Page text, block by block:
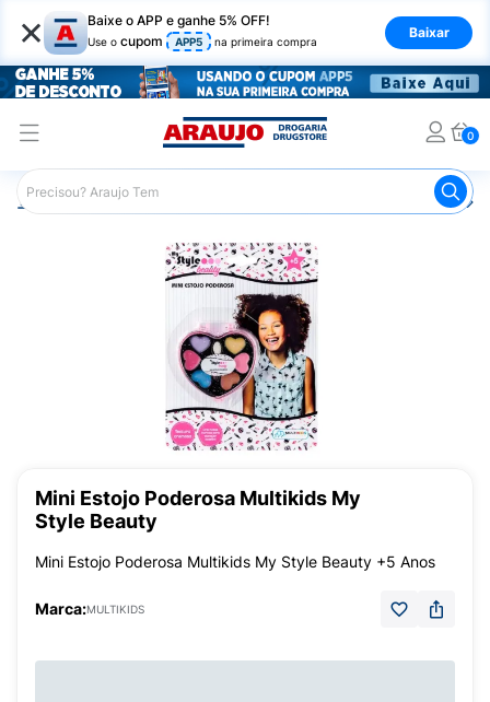
× Baixe o APP e ganhe 5% OFF!
Use o cupom APP5 na primeira compra
Baixar
0
Araujo Infantil Maquiagem Infantil
Mini Estojo Poderosa Multikids My
Style Beauty
Mini Estojo Poderosa Multikids My Style Beauty +5 Anos
Marca:MULTIKIDS